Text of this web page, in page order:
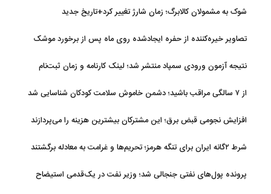
شوک به مشمولان کالابرگ؛ زمان شارژ تغییر کرد+تاریخ جدید
تصاویر خیره‌کننده از حفره ایجادشده روی ماه پس از برخورد موشک
نتیجه آزمون ورودی سمپاد منتشر شد؛ لینک کارنامه و زمان ثبت‌نام
از ۷ سالگی مراقب باشید؛ دشمن خاموش سلامت کودکان شناسایی شد
افزایش نجومی قبض برق؛ این مشترکان بیشترین هزینه را می‌پردازند
شرط ۲گانه ایران برای تنگه هرمز؛ تحریم‌ها و غرامت به معادله برگشتند
پرونده پول‌های نفتی جنجالی شد؛ وزیر نفت در یک‌قدمی استیضاح